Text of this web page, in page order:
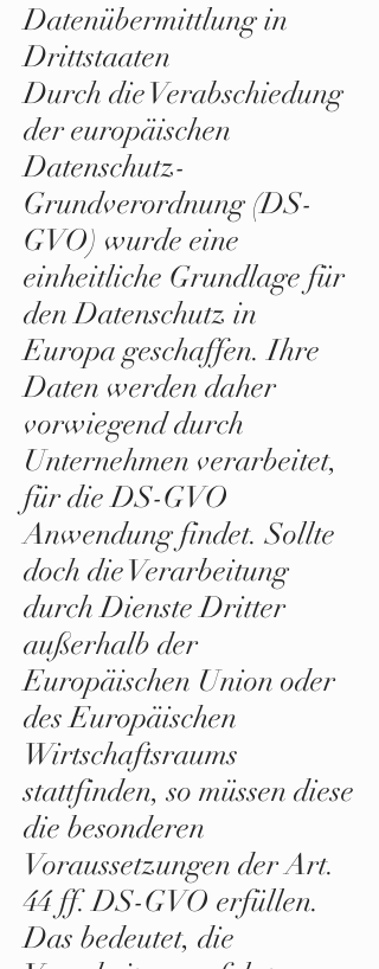
Datenübermittlung in
Drittstaaten
Durch die Verabschiedung
der europäischen
Datenschutz-
Grundverordnung (DS-
GVO) wurde eine
einheitliche Grundlage für
den Datenschutz in
Europa geschaffen. Ihre
Daten werden daher
vorwiegend durch
Unternehmen verarbeitet,
für die DS-GVO
Anwendung findet. Sollte
doch die Verarbeitung
durch Dienste Dritter
außerhalb der
Europäischen Union oder
des Europäischen
Wirtschaftsraums
stattfinden, so müssen diese
die besonderen
Voraussetzungen der Art.
44 ff. DS-GVO erfüllen.
Das bedeutet, die